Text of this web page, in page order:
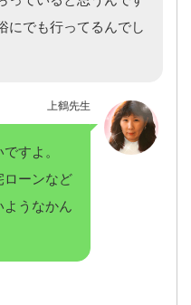
にでも行ってるんでし
上鶴先生
すよ。
ローンなど
ようなかん